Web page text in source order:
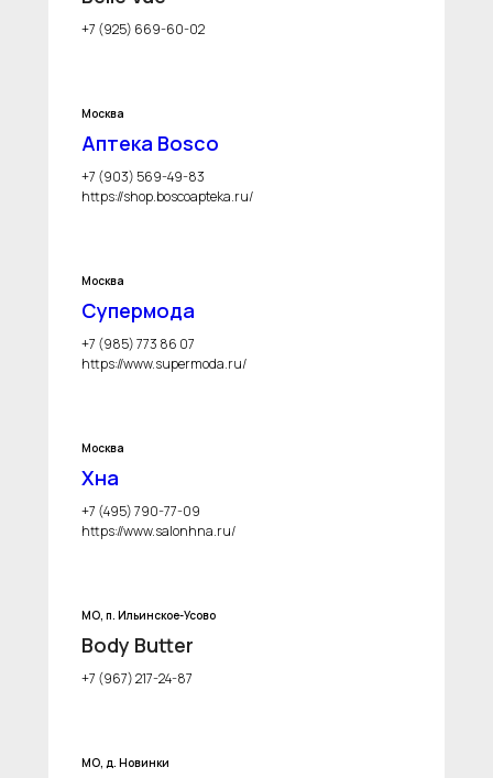
+7 (925) 669-60-02
Москва
Аптека Bosco
+7 (903) 569-49-83
https://shop.boscoapteka.ru/
Москва
Супермода
+7 (985) 773 86 07
https://www.supermoda.ru/
Москва
Хна
+7 (495) 790-77-09
https://www.salonhna.ru/
МО, п. Ильинское-Усово
Body Butter
+7 (967) 217-24-87
МО, д. Новинки